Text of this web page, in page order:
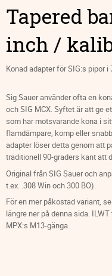
Tapered
inch /
Konad adapter för SIG:s pipor i
Sig Sauer använder ofta en
och SIG MCX. Syftet är att ge
som har motsvarande kona i
flamdämpare, komp eller
adapter löser detta genom att
traditionell 90-graders kant att
Original från SIG Sauer och
t.ex. .308 Win och 300 BO).
För en mer påkostad variant,
längre ner på denna sida.
MPX:s M13-gänga.